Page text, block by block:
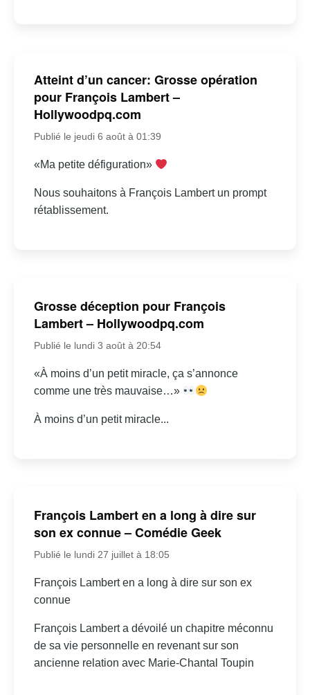
Atteint d’un cancer: Grosse opération
pour François Lambert –
Hollywoodpq.com
Publié le jeudi 6 août à 01:39
«Ma petite défiguration»
Nous souhaitons à François Lambert un prompt
rétablissement.
Grosse déception pour François
Lambert – Hollywoodpq.com
Publié le lundi 3 août à 20:54
«À moins d’un petit miracle, ça s’annonce
comme une très mauvaise…»
À moins d’un petit miracle...
François Lambert en a long à dire sur
son ex connue – Comédie Geek
Publié le lundi 27 juillet à 18:05
François Lambert en a long à dire sur son ex
connue
François Lambert a dévoilé un chapitre méconnu
de sa vie personnelle en revenant sur son
ancienne relation avec Marie-Chantal Toupin